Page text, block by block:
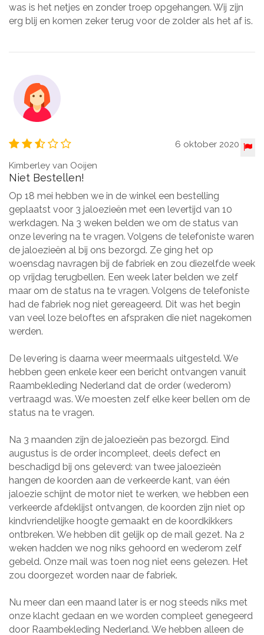
was is het netjes en zonder troep opgehangen. Wij zijn
erg blij en komen zeker terug voor de zolder als het af is.
6 oktober 2020
Kimberley van Ooijen
Niet Bestellen!
Op 18 mei hebben we in de winkel een bestelling
geplaatst voor 3 jaloezieën met een levertijd van 10
werkdagen. Na 3 weken belden we om de status van
onze levering na te vragen. Volgens de telefoniste waren
de jaloezieën al bij ons bezorgd. Ze ging het op
woensdag navragen bij de fabriek en zou diezelfde week
op vrijdag terugbellen. Een week later belden we zelf
maar om de status na te vragen. Volgens de telefoniste
had de fabriek nog niet gereageerd. Dit was het begin
van veel loze beloftes en afspraken die niet nagekomen
werden.
De levering is daarna weer meermaals uitgesteld. We
hebben geen enkele keer een bericht ontvangen vanuit
Raambekleding Nederland dat de order (wederom)
vertraagd was. We moesten zelf elke keer bellen om de
status na te vragen.
Na 3 maanden zijn de jaloezieën pas bezorgd. Eind
augustus is de order incompleet, deels defect en
beschadigd bij ons geleverd: van twee jaloezieën
hangen de koorden aan de verkeerde kant, van één
jaloezie schijnt de motor niet te werken, we hebben een
verkeerde afdeklijst ontvangen, de koorden zijn niet op
kindvriendelijke hoogte gemaakt en de koordkikkers
ontbreken. We hebben dit gelijk op de mail gezet. Na 2
weken hadden we nog niks gehoord en wederom zelf
gebeld. Onze mail was toen nog niet eens gelezen. Het
zou doorgezet worden naar de fabriek.
Nu meer dan een maand later is er nog steeds niks met
onze klacht gedaan en we worden compleet genegeerd
door Raambekleding Nederland. We hebben alleen de